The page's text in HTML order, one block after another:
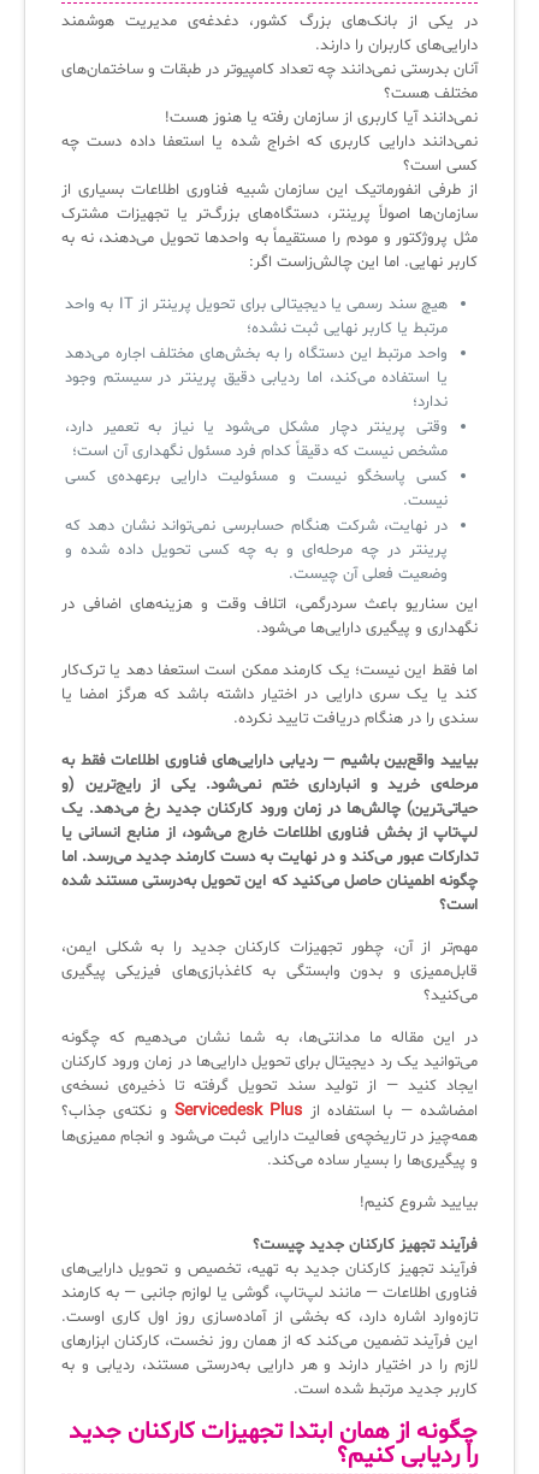
در یکی از بانک‌های بزرگ کشور، دغدغه‌ی مدیریت هوشمند
دارایی‌های کاربران را دارند.
آنان بدرستی نمی‌دانند چه تعداد کامپیوتر در طبقات و ساختمان‌های
مختلف هست؟
نمی‌دانند آیا کاربری از سازمان رفته یا هنوز هست!
نمی‌دانند دارایی‌ کاربری که اخراج شده یا استعفا داده دست چه
کسی است؟
از طرفی انفورماتیک این سازمان شبیه فناوری اطلاعات بسیاری از
سازمان‌ها اصولاً پرینتر، دستگاه‌های بزرگ‌تر یا تجهیزات مشترک
مثل پروژکتور و مودم را مستقیماً به واحدها تحویل می‌دهند، نه به
کاربر نهایی. اما این چالش‌زاست اگر:
هیچ سند رسمی یا دیجیتالی برای تحویل پرینتر از IT به واحد
مرتبط یا کاربر نهایی ثبت نشده؛
واحد مرتبط این دستگاه را به بخش‌های مختلف اجاره می‌دهد
یا استفاده می‌کند، اما ردیابی دقیق پرینتر در سیستم وجود
ندارد؛
وقتی پرینتر دچار مشکل می‌شود یا نیاز به تعمیر دارد،
مشخص نیست که دقیقاً کدام فرد مسئول نگهداری آن است؛
کسی پاسخگو نیست و مسئولیت دارایی برعهده‌ی کسی
نیست.
در نهایت، شرکت هنگام حسابرسی نمی‌تواند نشان دهد که
پرینتر در چه مرحله‌ای و به چه کسی تحویل داده شده و
وضعیت فعلی آن چیست.
این سناریو باعث سردرگمی، اتلاف وقت و هزینه‌های اضافی در
نگهداری و پیگیری دارایی‌ها می‌شود.
اما فقط این نیست؛ یک کارمند ممکن است استعفا دهد یا ترک‌کار
کند یا یک سری دارایی در اختیار داشته باشد که هرگز امضا یا
سندی را در هنگام دریافت تایید نکرده.
بیایید واقع‌بین باشیم — ردیابی دارایی‌های فناوری اطلاعات فقط به
مرحله‌ی خرید و انبارداری ختم نمی‌شود. یکی از رایج‌ترین (و
حیاتی‌ترین) چالش‌ها در زمان ورود کارکنان جدید رخ می‌دهد. یک
لپ‌تاپ از بخش فناوری اطلاعات خارج می‌شود، از منابع انسانی یا
تدارکات عبور می‌کند و در نهایت به دست کارمند جدید می‌رسد. اما
چگونه اطمینان حاصل می‌کنید که این تحویل به‌درستی مستند شده
است؟
مهم‌تر از آن، چطور تجهیزات کارکنان جدید را به شکلی ایمن،
قابل‌ممیزی و بدون وابستگی به کاغذبازی‌های فیزیکی پیگیری
می‌کنید؟
در این مقاله ما مدانتی‌ها، به شما نشان می‌دهیم که چگونه
می‌توانید یک رد دیجیتال برای تحویل دارایی‌ها در زمان ورود کارکنان
ایجاد کنید — از تولید سند تحویل گرفته تا ذخیره‌ی نسخه‌ی
امضاشده — با استفاده از Servicedesk Plus و نکته‌ی جذاب؟
همه‌چیز در تاریخچه‌ی فعالیت دارایی ثبت می‌شود و انجام ممیزی‌ها
و پیگیری‌ها را بسیار ساده می‌کند.
بیایید شروع کنیم!
فرآیند تجهیز کارکنان جدید چیست؟
فرآیند تجهیز کارکنان جدید به تهیه، تخصیص و تحویل دارایی‌های
فناوری اطلاعات — مانند لپ‌تاپ، گوشی یا لوازم جانبی — به کارمند
تازه‌وارد اشاره دارد، که بخشی از آماده‌سازی روز اول کاری اوست.
این فرآیند تضمین می‌کند که از همان روز نخست، کارکنان ابزارهای
لازم را در اختیار دارند و هر دارایی به‌درستی مستند، ردیابی و به
کاربر جدید مرتبط شده است.
چگونه از همان ابتدا تجهیزات کارکنان جدید
را ردیابی کنیم؟
پلاگین‌های سرویس دسک پلاس
کازیو
✦
مدیریت خدمات سازمانی
سرویس دسک پلاس MSP
اندپوینت سنترال [سامانه مدیریت نقاط پایانی]
AD360
Log360 ابزار SIEM
برنامه‌ساز هوشمند App Creator
سیستم هوشمند مدیریت فروش و فاکتور
سامانه مدیریت امنیت اطلاعات
✧
سلف سرویس کاربران
سامانه مدیریت دارایی‌ها [Asset Explorer]
سامانه مدیریت پشتیبانی مشتریان
DDI
ManageEngine Malware Protection Plus
سامانه مدیریت دسترسی ممتاز
سامانه مدیریت و مانیتورینگ شبکه
سامانه آزمون آنلاین
ISO/IEC 20000
راهکارهای مدیریتی فناوری اطلاعات برای مراکز آموزشی و دانشگاه‌ها
✦
مدیریت خدمات منابع انسانی
CIs Control
مجموعه راهکارهای آیناک
اصطلاحات و تعاریف مرتبط با ITIL4
لیست کامل 34 تمرین ITIL4
✦
آموزش سیستم مدیریت خدمات فناوری اطلاعات
نکته‌های کلیدی برای مدیر انفورماتیک
آموزش‌ ویدیویی مفاهیم سرویس دسک
ITIL & SDP
آموزش فارسی ITIL4
چارچوب ITIL برای همه
فلافلی_فناوری
ثبت‌نام در دوره‌های آموزشی تخصصی
لیست دوره‌ها
مقالات آموزشی